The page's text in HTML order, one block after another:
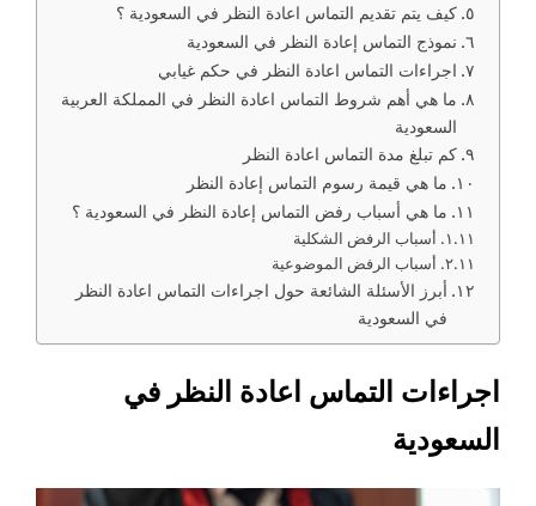
كيف يتم تقديم التماس اعادة النظر في السعودية ؟
نموذج التماس إعادة النظر في السعودية
اجراءات التماس اعادة النظر في حكم غيابي
ما هي أهم شروط التماس اعادة النظر في المملكة العربية
السعودية
كم تبلغ مدة التماس اعادة النظر
ما هي قيمة رسوم التماس إعادة النظر
ما هي أسباب رفض التماس إعادة النظر في السعودية ؟
أسباب الرفض الشكلية
أسباب الرفض الموضوعية
أبرز الأسئلة الشائعة حول اجراءات التماس اعادة النظر
في السعودية
اجراءات التماس اعادة النظر في
السعودية